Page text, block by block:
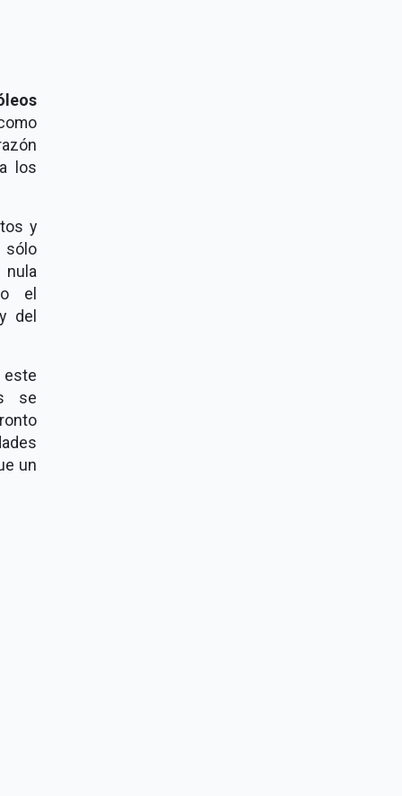
los
y
sólo
el
del
se
un